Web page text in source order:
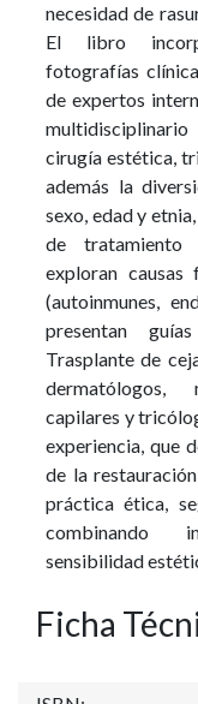
necesidad de
El libro
fotografías
de expertos
cirugía estética,
además la
sexo, edad y
de tratamiento
exploran causas
(autoinmunes,
presentan
Trasplante de
dermatólogos,
capilares y
experiencia, que
de la
práctica ética,
combinando
sensibilidad
Ficha